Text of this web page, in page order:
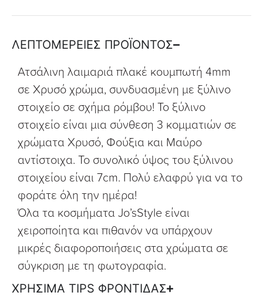
ΛΕΠΤΟΜΕΡΕΙΕΣ ΠΡΟΪΟΝΤΟΣ
Ατσάλινη λαιμαριά πλακέ κουμπωτή 4mm
σε Χρυσό χρώμα, συνδυασμένη με ξύλινο
στοιχείο σε σχήμα ρόμβου! Το ξύλινο
στοιχείο είναι μια σύνθεση 3 κομματιών σε
χρώματα Χρυσό, Φούξια και Μαύρο
αντίστοιχα. Το συνολικό ύψος του ξύλινου
στοιχείου είναι 7cm. Πολύ ελαφρύ για να το
φοράτε όλη την ημέρα!
Όλα τα κοσμήματα Jo’sStyle είναι
χειροποίητα και πιθανόν να υπάρχουν
μικρές διαφοροποιήσεις στα χρώματα σε
σύγκριση με τη φωτογραφία.
ΧΡΗΣΙΜΑ TIPS ΦΡΟΝΤΙΔΑΣ